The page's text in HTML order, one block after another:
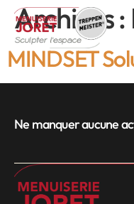
Archives :
MINDSET
Ne manquer aucune